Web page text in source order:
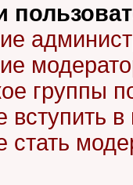
группы
вступить в
стать